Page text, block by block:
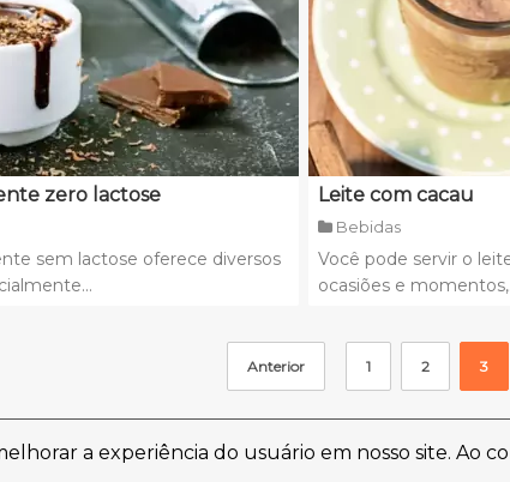
a experiência do usuário em nosso site. Ao
zero lactose
sem lactose oferece diversos
Leite com cacau
Bebidas
Você pode servir o
ocasiões e
Anterior 1 2 3
Contato Termos de